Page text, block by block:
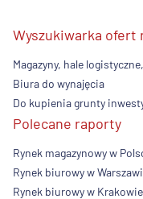
Wyszukiwarka ofert
Magazyny, hale
Biura do wynajęcia
Do kupienia grunty
Polecane raporty
Rynek magazynowy w
Rynek biurowy w
Rynek biurowy w